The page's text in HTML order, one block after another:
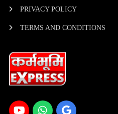
PRIVACY POLICY
TERMS AND CONDITIONS